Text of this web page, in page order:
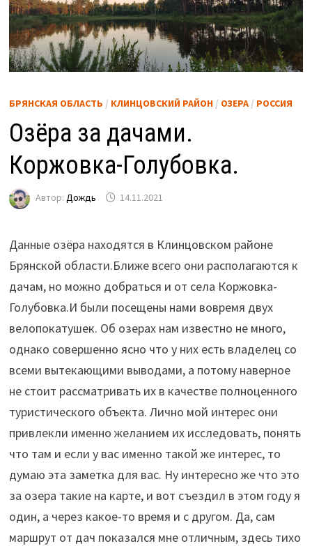
БРЯНСКАЯ ОБЛАСТЬ / КЛИНЦОВСКИЙ РАЙОН/ ОЗЕРА/ РОССИЯ
Озёра за дачами.
Коржовка-Голубовка.
Автор: Дождь 14.11.2021
Данные озёра находятся в Клинцовском районе
Брянской области.Ближе всего они располагаются к
дачам, но можно добраться и от села Коржовка-
Голубовка.И были посещены нами вовремя двух
велопокатушек. Об озерах нам известно не много,
однако совершенно ясно что у них есть владелец со
всеми вытекающими выводами, а потому наверное
не стоит рассматривать их в качестве полноценного
туристического объекта. Лично мой интерес они
привлекли именно желанием их исследовать, понять
что там и если у вас именно такой же интерес, то
думаю эта заметка для вас. Ну интересно же что это
за озера такие на карте, и вот съездил в этом году я
один, а через какое-то время и с другом. Да, сам
маршрут от дач показался мне отличным, здесь тихо